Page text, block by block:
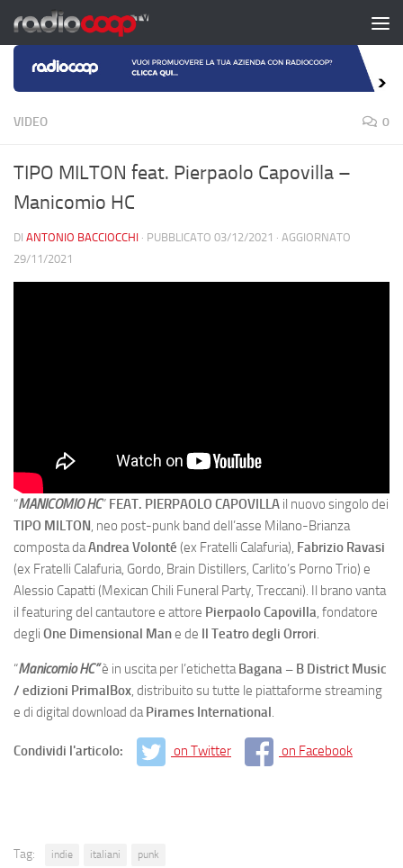
Salta al contenuto
VIDEO 0
TIPO MILTON feat. Pierpaolo Capovilla –
Manicomio HC
DI ANTONIO BACCIOCCHI · PUBBLICATO 03/12/2021 · AGGIORNATO
29/11/2021
“MANICOMIO HC” FEAT. PIERPAOLO CAPOVILLA il nuovo singolo dei
TIPO MILTON, neo post-punk band dell’asse Milano-Brianza
composta daAndrea Volonté (ex Fratelli Calafuria), Fabrizio Ravasi
(ex Fratelli Calafuria, Gordo, Brain Distillers, Carlito’s Porno Trio) e
Alessio Capatti (Mexican Chili Funeral Party, Treccani). Il brano vanta
il featuring del cantautore e attore Pierpaolo Capovilla, fondatore
degli One Dimensional Mane de Il Teatro degli Orrori.
“Manicomio HC”è in uscita per l’etichettaBagana – B District Music
/ edizioni PrimalBox, distribuito su tutte le piattaforme streaming
e di digital download daPirames International.
Condividi l'articolo: on Twitter on Facebook
Tag: indie italiani punk